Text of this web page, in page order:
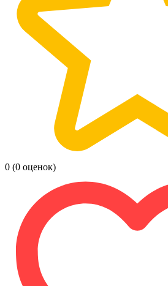
0 (0 оценок)